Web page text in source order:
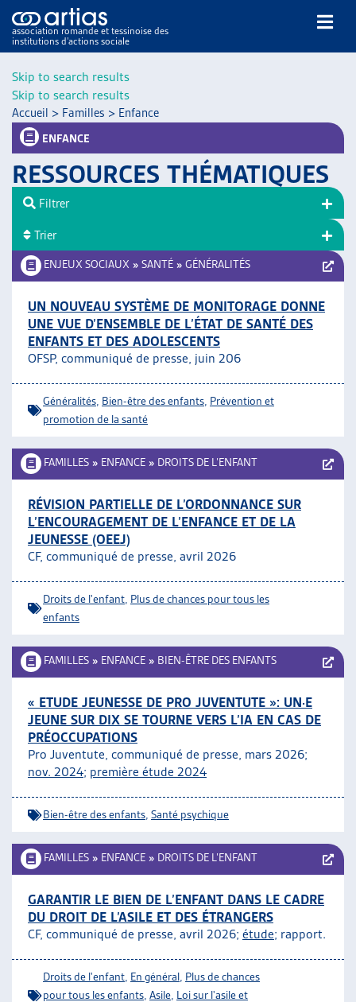
Skip to search results
Skip to search results
association romande et tessinoise des
institutions d’actions sociale
NOS PUBLICATIONS
DOSSIERS DU MOIS
VEILLE
RESSOURCES
THÉMATIQUES
GUIDE SOCIAL ROMAND
AUTRES
PROJETS ET ACTIVITÉS
Accueil > Familles > Enfance
ENFANCE
RESSOURCES THÉMATIQUES
ENJEUX SOCIAUX » SANTÉ » GÉNÉRALITÉS
UN NOUVEAU SYSTÈME DE MONITORAGE DONNE
UNE VUE D’ENSEMBLE DE L’ÉTAT DE SANTÉ DES
ENFANTS ET DES ADOLESCENTS
OFSP, communiqué de presse, juin 206
Généralités Bien-être des enfants Prévention et
promotion de la santé
FAMILLES » ENFANCE » DROITS DE L’ENFANT
RÉVISION PARTIELLE DE L’ORDONNANCE SUR
L’ENCOURAGEMENT DE L’ENFANCE ET DE LA
JEUNESSE (OEEJ)
CF, communiqué de presse, avril 2026
Droits de l'enfant Plus de chances pour tous les
enfants
FAMILLES » ENFANCE » BIEN-ÊTRE DES ENFANTS
« ETUDE JEUNESSE DE PRO JUVENTUTE »: UN·E
JEUNE SUR DIX SE TOURNE VERS L’IA EN CAS DE
PRÉOCCUPATIONS
Pro Juventute, communiqué de presse, mars 2026;
nov. 2024; première étude 2024
Bien-être des enfants Santé psychique
FAMILLES » ENFANCE » DROITS DE L’ENFANT
GARANTIR LE BIEN DE L’ENFANT DANS LE CADRE
DU DROIT DE L’ASILE ET DES ÉTRANGERS
CF, communiqué de presse, avril 2026; étude; rapport.
Droits de l'enfant En général Plus de chances
pour tous les enfants Asile Loi sur l'asile et
Filtrer
Trier